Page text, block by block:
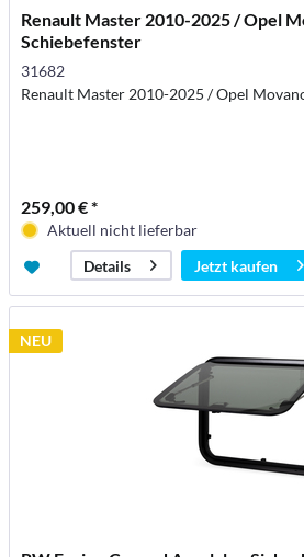
Renault Master 2010-2025 / Opel
Schiebefenster
31682
Renault Master 2010-2025 / Opel
259,00 € *
Aktuell nicht lieferbar
Details
Jetzt kaufen
NEU